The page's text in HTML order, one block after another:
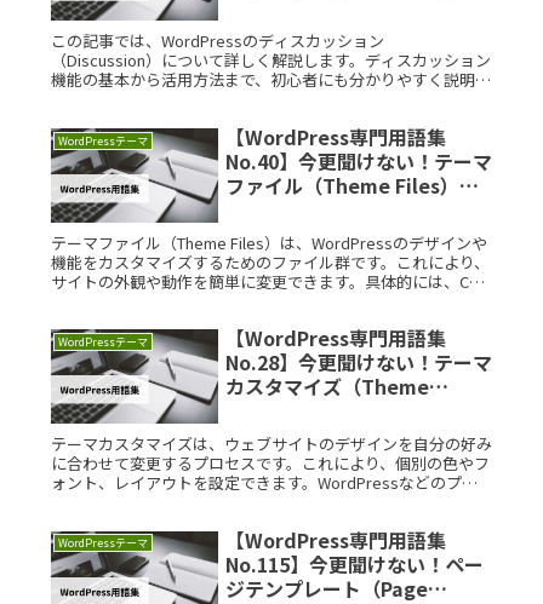
この記事では、WordPressのディスカッション
（Discussion）について詳しく解説します。ディスカッション
機能の基本から活用方法まで、初心者にも分かりやすく説明し
WordPressテーマ
【WordPress専門用語集
No.40】今更聞けない！テーマ
ファイル（Theme Files）を
テーマファイル（Theme Files）は、WordPressのデザインや
機能をカスタマイズするためのファイル群です。これにより、
サイトの外観や動作を簡単に変更できます。具体的には、CSS
柔軟に行えるようになります。
WordPressテーマ
【WordPress専門用語集
No.28】今更聞けない！テーマ
カスタマイズ（Theme
テーマカスタマイズは、ウェブサイトのデザインを自分の好み
に合わせて変更するプロセスです。これにより、個別の色やフ
ォント、レイアウトを設定できます。WordPressなどのプラ
に、テーマカスタマイズを活用しましょう。
WordPressテーマ
【WordPress専門用語集
No.115】今更聞けない！ペー
ジテンプレート（Page